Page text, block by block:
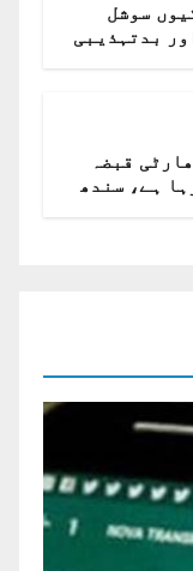
سوشل
بدتہذیبی
قبضہ
ہے، سندھ